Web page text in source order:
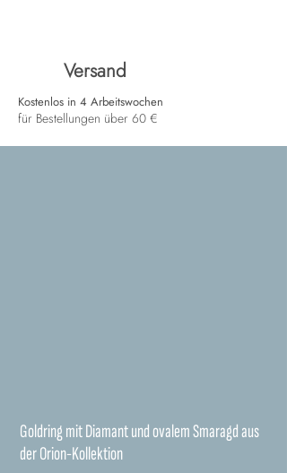
Versand
Kostenlos in 4 Arbeitswochen
für Bestellungen über 60 €
Goldring mit Diamant und ovalem Smaragd aus
der Orion-Kollektion